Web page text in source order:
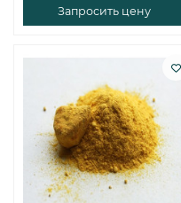
Запросить цену